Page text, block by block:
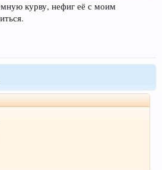
курву, нефиг её с моим